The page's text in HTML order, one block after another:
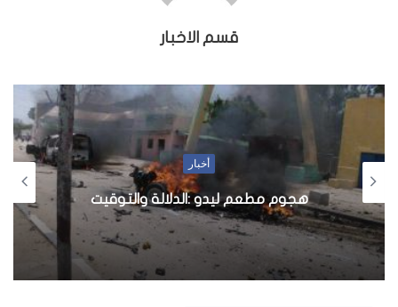
قسم الاخبار
أخبار
هجوم مطعم ليدو :الدلالة والتوقيت